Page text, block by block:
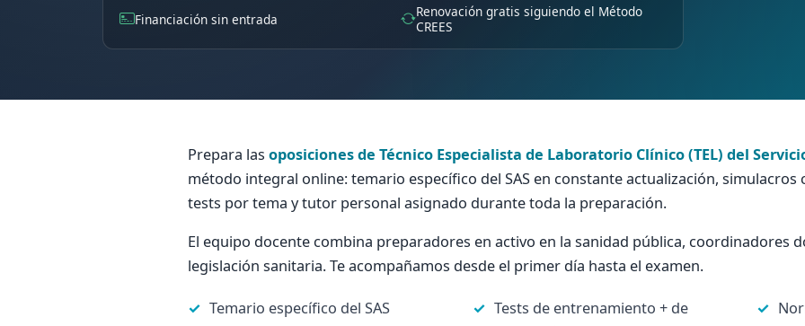
Financiación sin entrada
Renovación gratis siguiendo el Método
CREES
Prepara las oposiciones de Técnico Especialista de Laboratorio Clínico (TEL) del
método integral online: temario específico del SAS en constante actualización, simulacros
tests por tema y tutor personal asignado durante toda la preparación.
El equipo docente combina preparadores en activo en la sanidad pública, coordinadores
legislación sanitaria. Te acompañamos desde el primer día hasta el examen.
Temario específico del SAS
Tests de entrenamiento + de